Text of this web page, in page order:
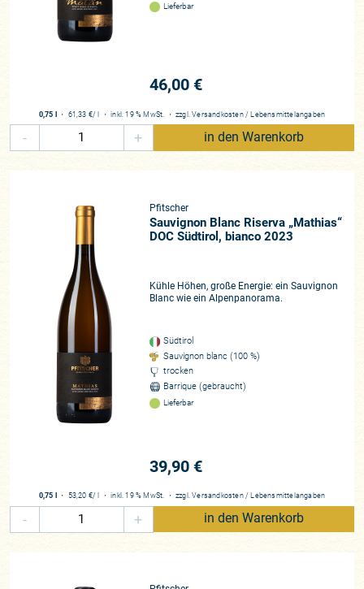
Lieferbar
46,00 €
0,75 l ・ 61,33 €/ l ・inkl. 19 % MwSt. ・ zzgl.Versandkosten / Lebensmittelangaben
- + in den Warenkorb
Pfitscher
Sauvignon Blanc Riserva „Mathias“
DOC Südtirol, bianco 2023
Kühle Höhen, große Energie: ein Sauvignon
Blanc wie ein Alpenpanorama.
Südtirol
Sauvignon blanc (100 %)
trocken
Barrique (gebraucht)
Lieferbar
39,90 €
0,75 l ・ 53,20 €/ l ・inkl. 19 % MwSt. ・ zzgl.Versandkosten / Lebensmittelangaben
- + in den Warenkorb